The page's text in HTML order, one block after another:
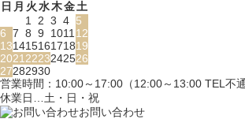
日 月 火水木金土
1
2 3 4 5
6 7 8 9 1011 12
13141516171819
2021 2223242526
27282930
営業時間：10:00～17:00（12:00～13:00 TEL不通
休業日…土・日・祝
お問い合わせ